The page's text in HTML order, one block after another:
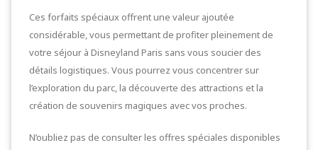
Ces forfaits spéciaux offrent une valeur ajoutée
considérable, vous permettant de profiter pleinement de
votre séjour à Disneyland Paris sans vous soucier des
détails logistiques. Vous pourrez vous concentrer sur
l’exploration du parc, la découverte des attractions et la
création de souvenirs magiques avec vos proches.
N’oubliez pas de consulter les offres spéciales disponibles